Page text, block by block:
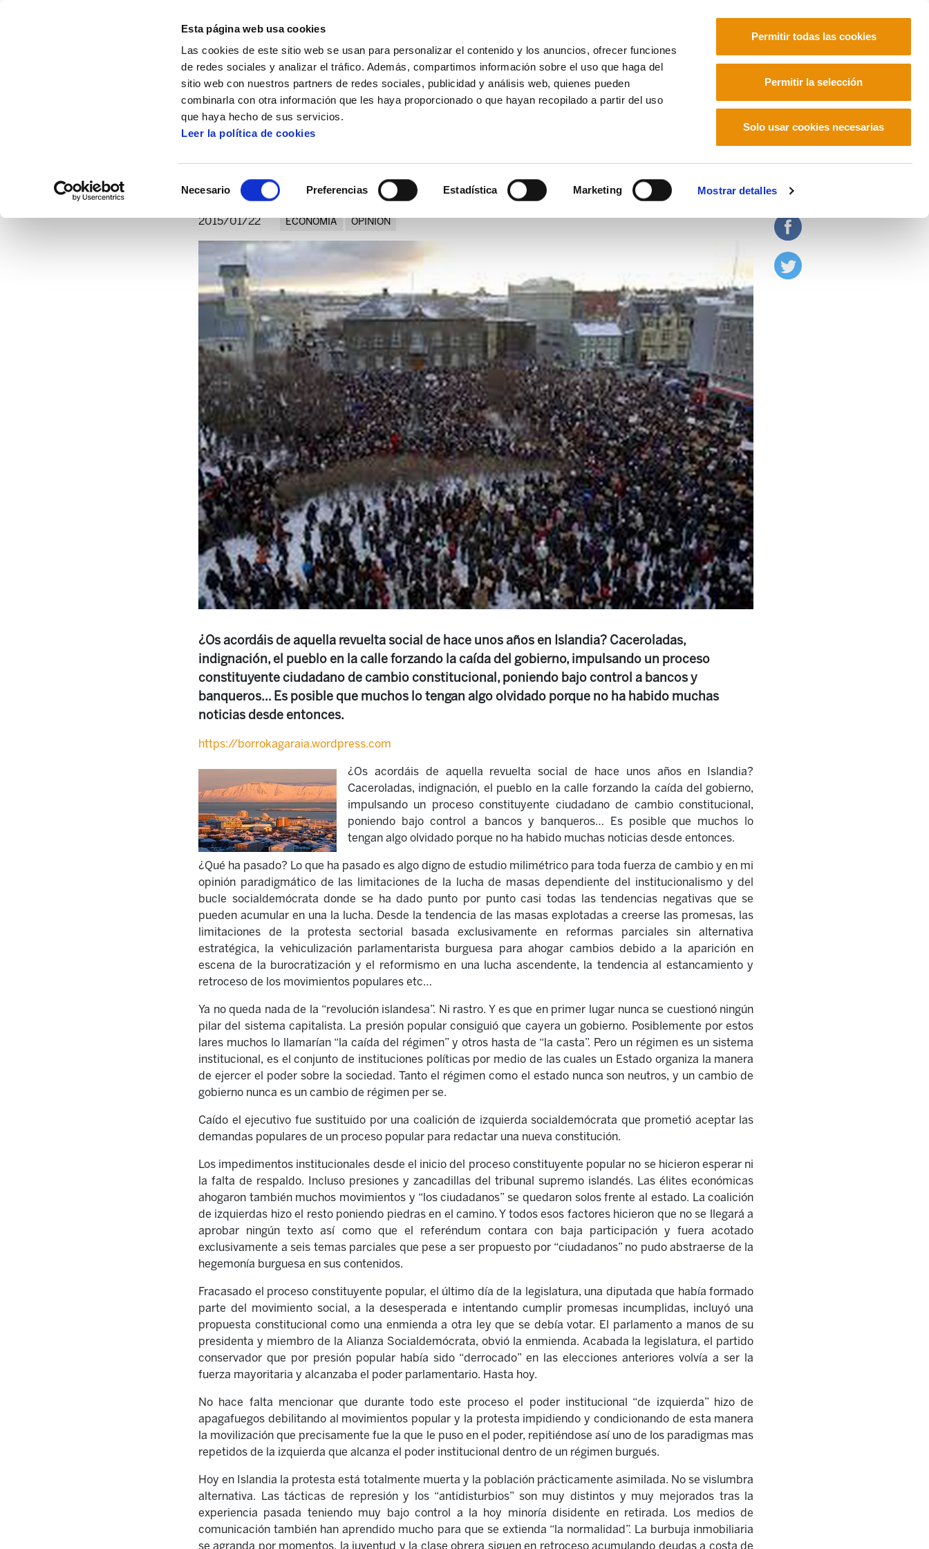
Esta página web usa cookies
Las cookies de este sitio web se usan para personalizar el contenido y los anuncios, ofrecer funciones
de redes sociales y analizar el tráfico. Además, compartimos información sobre el uso que haga del
sitio web con nuestros partners de redes sociales, publicidad y análisis web, quienes pueden
combinarla con otra información que les haya proporcionado o que hayan recopilado a partir del uso
que haya hecho de sus servicios.
Leer la política de cookies
Necesario Preferencias Estadística Marketing Mostrar detalles
Permitir todas las cookies
Permitir la selección
Solo usar cookies necesarias
Ojo a Islandia
2015/01/22 ECONOMIA OPINION
¿Os acordáis de aquella revuelta social de hace unos años en Islandia? Caceroladas,
indignación, el pueblo en la calle forzando la caída del gobierno, impulsando un proceso
constituyente ciudadano de cambio constitucional, poniendo bajo control a bancos y
banqueros… Es posible que muchos lo tengan algo olvidado porque no ha habido muchas
noticias desde entonces.
https://borrokagaraia.wordpress.com
¿Os acordáis de aquella revuelta social de hace unos años en Islandia?
Caceroladas, indignación, el pueblo en la calle forzando la caída del gobierno,
impulsando un proceso constituyente ciudadano de cambio constitucional,
poniendo bajo control a bancos y banqueros… Es posible que muchos lo
tengan algo olvidado porque no ha habido muchas noticias desde entonces.
¿Qué ha pasado? Lo que ha pasado es algo digno de estudio milimétrico para toda fuerza de cambio y en mi
opinión paradigmático de las limitaciones de la lucha de masas dependiente del institucionalismo y del
bucle socialdemócrata donde se ha dado punto por punto casi todas las tendencias negativas que se
pueden acumular en una la lucha. Desde la tendencia de las masas explotadas a creerse las promesas, las
limitaciones de la protesta sectorial basada exclusivamente en reformas parciales sin alternativa
estratégica, la vehiculización parlamentarista burguesa para ahogar cambios debido a la aparición en
escena de la burocratización y el reformismo en una lucha ascendente, la tendencia al estancamiento y
retroceso de los movimientos populares etc…
Ya no queda nada de la “revolución islandesa”. Ni rastro. Y es que en primer lugar nunca se cuestionó ningún
pilar del sistema capitalista. La presión popular consiguió que cayera un gobierno. Posiblemente por estos
lares muchos lo llamarían “la caída del régimen” y otros hasta de “la casta”. Pero un régimen es un sistema
institucional, es el conjunto de instituciones políticas por medio de las cuales un Estado organiza la manera
de ejercer el poder sobre la sociedad. Tanto el régimen como el estado nunca son neutros, y un cambio de
gobierno nunca es un cambio de régimen per se.
Caído el ejecutivo fue sustituido por una coalición de izquierda socialdemócrata que prometió aceptar las
demandas populares de un proceso popular para redactar una nueva constitución.
Los impedimentos institucionales desde el inicio del proceso constituyente popular no se hicieron esperar ni
la falta de respaldo. Incluso presiones y zancadillas del tribunal supremo islandés. Las élites económicas
ahogaron también muchos movimientos y “los ciudadanos” se quedaron solos frente al estado. La coalición
de izquierdas hizo el resto poniendo piedras en el camino. Y todos esos factores hicieron que no se llegará a
aprobar ningún texto así como que el referéndum contara con baja participación y fuera acotado
exclusivamente a seis temas parciales que pese a ser propuesto por “ciudadanos” no pudo abstraerse de la
hegemonía burguesa en sus contenidos.
Fracasado el proceso constituyente popular, el último día de la legislatura, una diputada que había formado
parte del movimiento social, a la desesperada e intentando cumplir promesas incumplidas, incluyó una
propuesta constitucional como una enmienda a otra ley que se debía votar. El parlamento a manos de su
presidenta y miembro de la Alianza Socialdemócrata, obvió la enmienda. Acabada la legislatura, el partido
conservador que por presión popular había sido “derrocado” en las elecciones anteriores volvía a ser la
fuerza mayoritaria y alcanzaba el poder parlamentario. Hasta hoy.
No hace falta mencionar que durante todo este proceso el poder institucional “de izquierda” hizo de
apagafuegos debilitando al movimientos popular y la protesta impidiendo y condicionando de esta manera
la movilización que precisamente fue la que le puso en el poder, repitiéndose así uno de los paradigmas mas
repetidos de la izquierda que alcanza el poder institucional dentro de un régimen burgués.
Hoy en Islandia la protesta está totalmente muerta y la población prácticamente asimilada. No se vislumbra
alternativa. Las tácticas de represión y los “antidisturbios” son muy distintos y muy mejorados tras la
experiencia pasada teniendo muy bajo control a la hoy minoría disidente en retirada. Los medios de
comunicación también han aprendido mucho para que se extienda “la normalidad”. La burbuja inmobiliaria
se agranda por momentos, la juventud y la clase obrera siguen en retroceso acumulando deudas a costa de